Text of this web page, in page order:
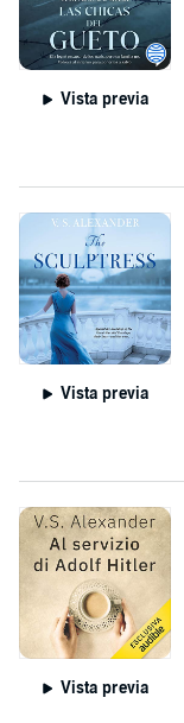
Vista previa
Vista previa
Vista previa